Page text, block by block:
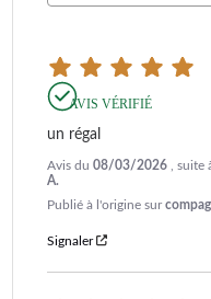
AVIS VÉRIFIÉ
un régal
Avis du 08/03/2026 ,
A.
Publié à l'origine sur
Signaler